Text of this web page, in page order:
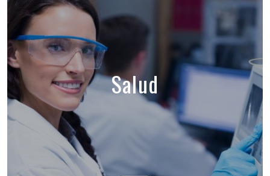
Salud